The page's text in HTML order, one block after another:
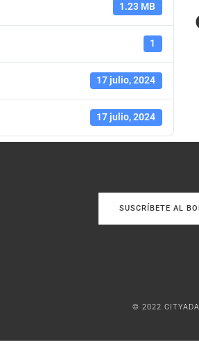
1.23 MB
1
17 julio, 2024
17 julio, 2024
SUSCRÍBETE AL
© 2022